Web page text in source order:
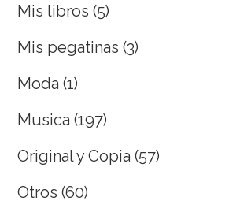
Mis libros (5)
Mis pegatinas (3)
Moda (1)
Musica (197)
Original y Copia (57)
Otros (60)